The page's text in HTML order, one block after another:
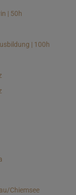
| 50h
| 100h
Chiemsee